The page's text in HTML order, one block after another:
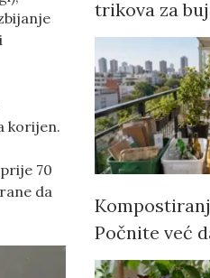
korijen.
70
da
trikova za
Počnite već